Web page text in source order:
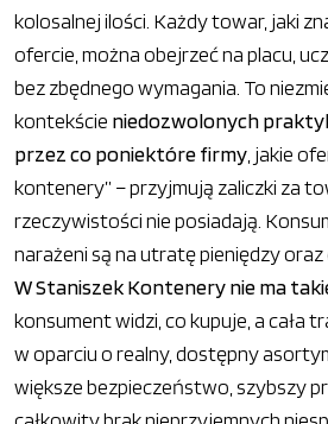
kolosalnej ilości. Każdy towar, jaki
ofercie, można obejrzeć na placu,
bez zbędnego wymagania. To
kontekście niedozwolonych
przez co poniektóre firmy , jakie
kontenery” – przyjmują zaliczki za
rzeczywistości nie posiadają.
narażeni są na utratę pieniędzy oraz
W Staniszek Kontenery nie ma
konsument widzi, co kupuje, a cała
w oparciu o realny, dostępny
większe bezpieczeństwo, szybszy